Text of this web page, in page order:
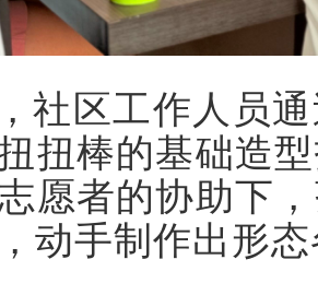
社区工作人员
扭棒的基础造
愿者的协助下
动手制作出形